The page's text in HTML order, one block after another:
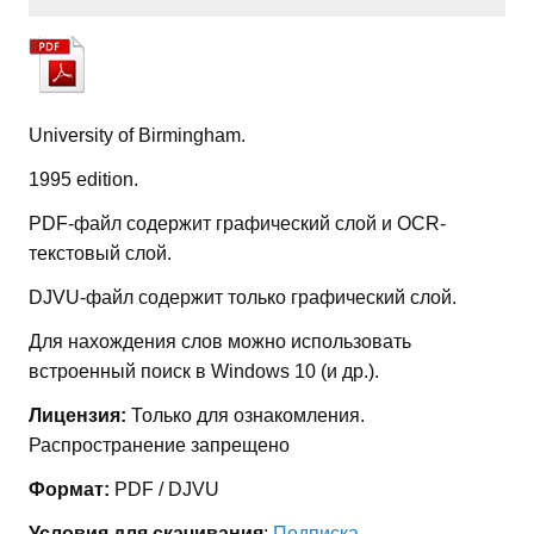
University of Birmingham.
1995 edition.
PDF-файл содержит графический слой и OCR-
текстовый слой.
DJVU-файл содержит только графический слой.
Для нахождения слов можно использовать
встроенный поиск в Windows 10 (и др.).
Лицензия: Только для ознакомления.
Распространение запрещено
Формат: PDF / DJVU